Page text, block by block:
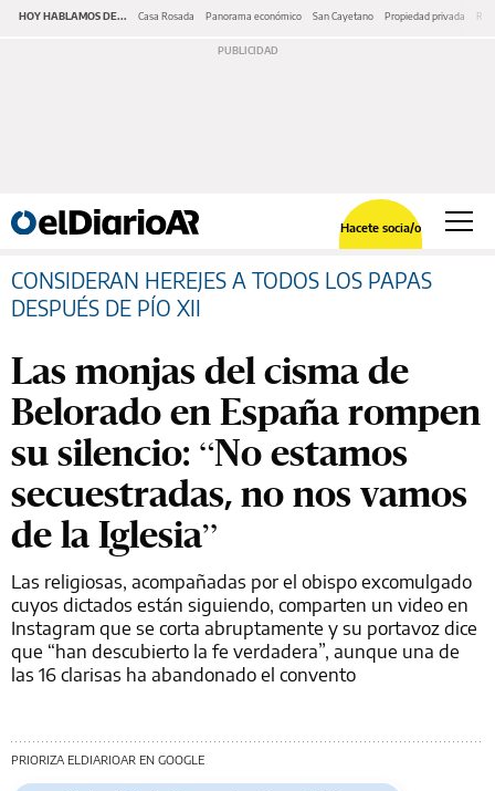
HOY HABLAMOS DE... Casa Rosada Panorama económico San Cayetano Propiedad privada
Hacete socia/o
CONSIDERAN HEREJES A TODOS LOS PAPAS
DESPUÉS DE PÍO XII
Las monjas del cisma de
Belorado en España rompen
su silencio: “No estamos
secuestradas, no nos vamos
de la Iglesia”
Las religiosas, acompañadas por el obispo excomulgado
cuyos dictados están siguiendo, comparten un video en
Instagram que se corta abruptamente y su portavoz dice
que “han descubierto la fe verdadera”, aunque una de
las 16 clarisas ha abandonado el convento
PRIORIZA ELDIARIOAR EN GOOGLE